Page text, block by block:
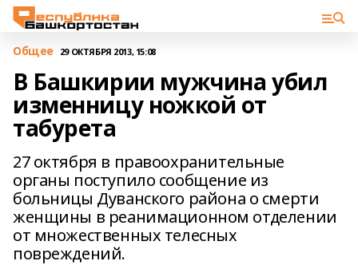
Общее 29 ОКТЯБРЯ 2013, 15:08
В Башкирии мужчина убил
изменницу ножкой от
табурета
27 октября в правоохранительные
органы поступило сообщение из
больницы Дуванского района о смерти
женщины в реанимационном отделении
от множественных телесных
повреждений.